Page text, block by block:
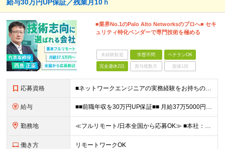
給与30万円UP保証／残業月10ｈ
■業界No.1のPalo Alto Networksのプロへ■ セキ
ュリティ特化ベンダーで専門技術を極める
未経験歓迎 学歴不問 ベテランOK
完全週休2日 賞与複数月 面接1回
応募資格 ■ネットワークエンジニアの実務経験をお持ちの方 ■インフラエンジニアの実務経験をお持ちの方 ■学歴不問・第二新卒歓迎 「Palo Alto Networksに関わりスキルアップしたい」 「AI時代で
給与 ■■前職年収を30万円UP保証■■ 月給37万5000円～83万3400円＋各種手当 ※経験・年齢を考慮の上、決定します。 ※月給額には20時間相当（44,500円～98,400円）のみなし残業手当
勤務地 ≪フルリモート/日本全国から応募OK≫ ■本社：東京都新宿区下宮比町2-26 KDX飯田橋ビル3F ※業務拡大につき、移転したばかりの新オフィス ※転勤なし ※週1回程度の出社がございます（地方在住
働き方 リモートワークOK